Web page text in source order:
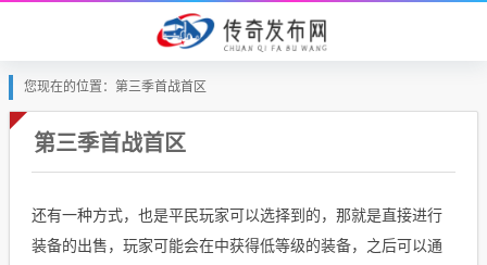
您现在的位置：第三季首战首区
第三季首战首区
还有一种方式，也是平民玩家可以选择到的，那就是直接进行
装备的出售，玩家可能会在中获得低等级的装备，之后可以通